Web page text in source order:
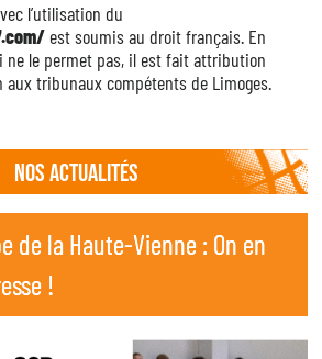
l’utilisation du
est soumis au droit français. En
ne le permet pas, il est fait attribution
tribunaux compétents de Limoges.
Nos actualités
de la Haute-Vienne : On en
!
de la Haute-Vienne : On en
!